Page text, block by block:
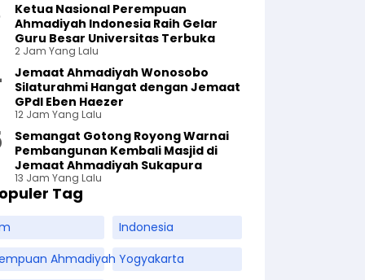
Ketua Nasional Perempuan
Ahmadiyah Indonesia Raih Gelar
Guru Besar Universitas Terbuka
2 Jam Yang Lalu
Jemaat Ahmadiyah Wonosobo
Silaturahmi Hangat dengan Jemaat
GPdI Eben Haezer
12 Jam Yang Lalu
Semangat Gotong Royong Warnai
Pembangunan Kembali Masjid di
Jemaat Ahmadiyah Sukapura
13 Jam Yang Lalu
Tag
Indonesia
Ahmadiyah Yogyakarta